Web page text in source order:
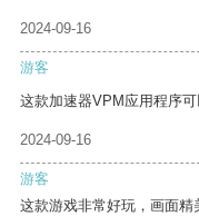
2024-09-16
游客
这款加速器VPM应用程序
2024-09-16
游客
这款游戏非常好玩，画面